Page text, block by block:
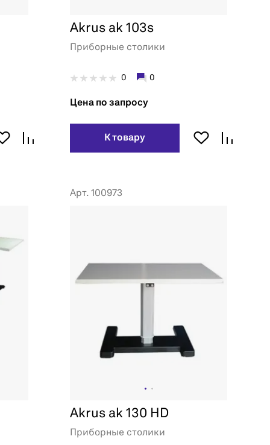
Akrus ak 103s
Приборные столики
0 0
Цена по запросу
К товару
Арт. 100973
Akrus ak 130 HD
Приборные столики